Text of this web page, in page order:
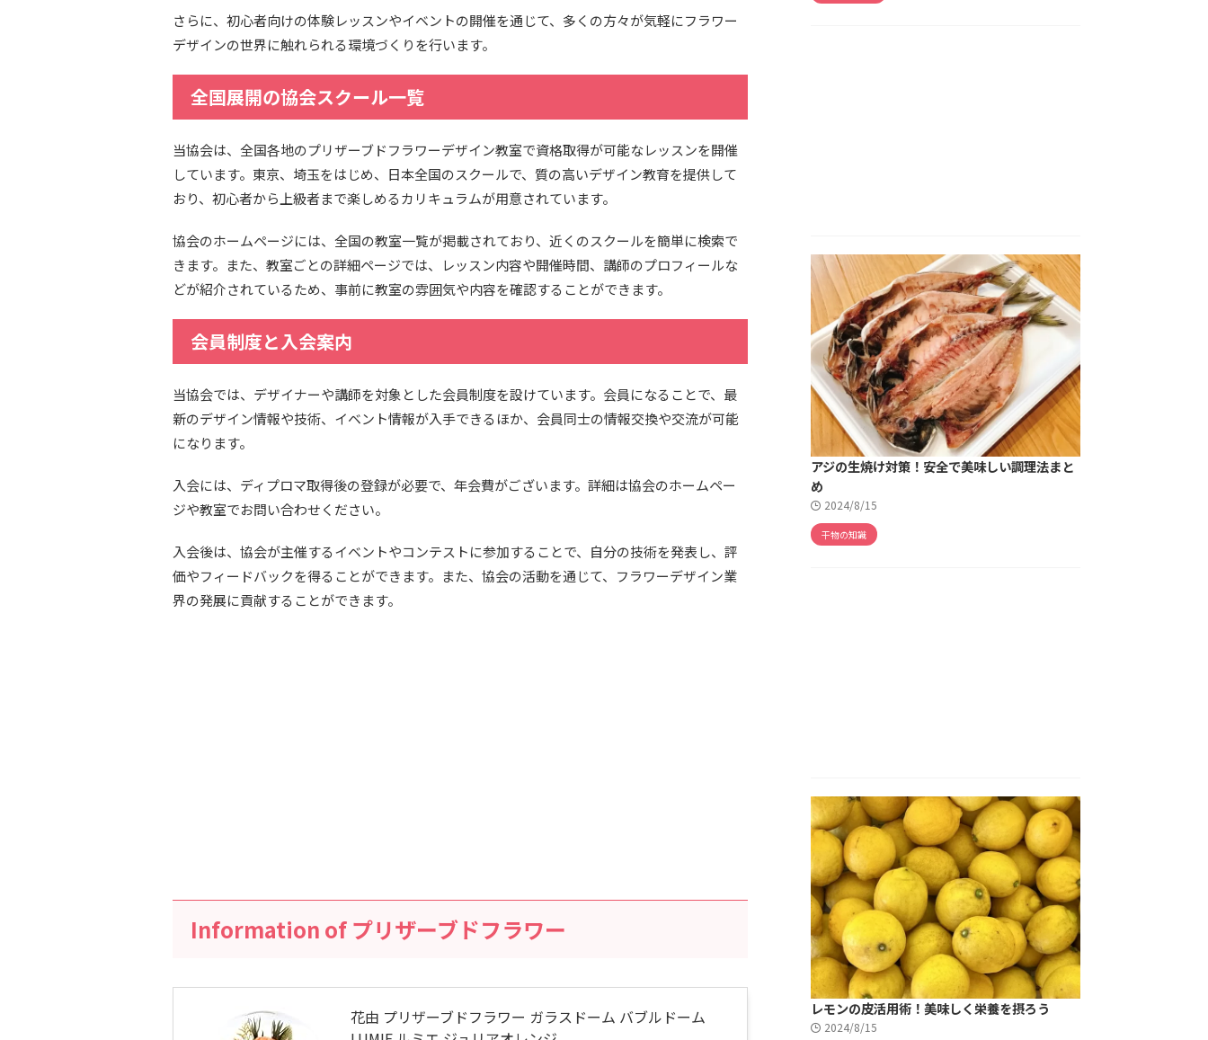
さらに、初心者向けの体験レッスンやイベントの開催を通じて、多くの方々が気軽にフラワー
デザインの世界に触れられる環境づくりを行います。
全国展開の協会スクール一覧
当協会は、全国各地のプリザーブドフラワーデザイン教室で資格取得が可能なレッスンを開催
しています。東京、埼玉をはじめ、日本全国のスクールで、質の高いデザイン教育を提供して
おり、初心者から上級者まで楽しめるカリキュラムが用意されています。
協会のホームページには、全国の教室一覧が掲載されており、近くのスクールを簡単に検索で
きます。また、教室ごとの詳細ページでは、レッスン内容や開催時間、講師のプロフィールな
どが紹介されているため、事前に教室の雰囲気や内容を確認することができます。
会員制度と入会案内
当協会では、デザイナーや講師を対象とした会員制度を設けています。会員になることで、最
新のデザイン情報や技術、イベント情報が入手できるほか、会員同士の情報交換や交流が可能
になります。
入会には、ディプロマ取得後の登録が必要で、年会費がございます。詳細は協会のホームペー
ジや教室でお問い合わせください。
入会後は、協会が主催するイベントやコンテストに参加することで、自分の技術を発表し、評
価やフィードバックを得ることができます。また、協会の活動を通じて、フラワーデザイン業
界の発展に貢献することができます。
Information of プリザーブドフラワー
花由 プリザーブドフラワー ガラスドーム バブルドーム
アジの生焼け対策！安全で美味しい調理法まと
め
2024/8/15
干物の知識
レモンの皮活用術！美味しく栄養を摂ろう
2024/8/15